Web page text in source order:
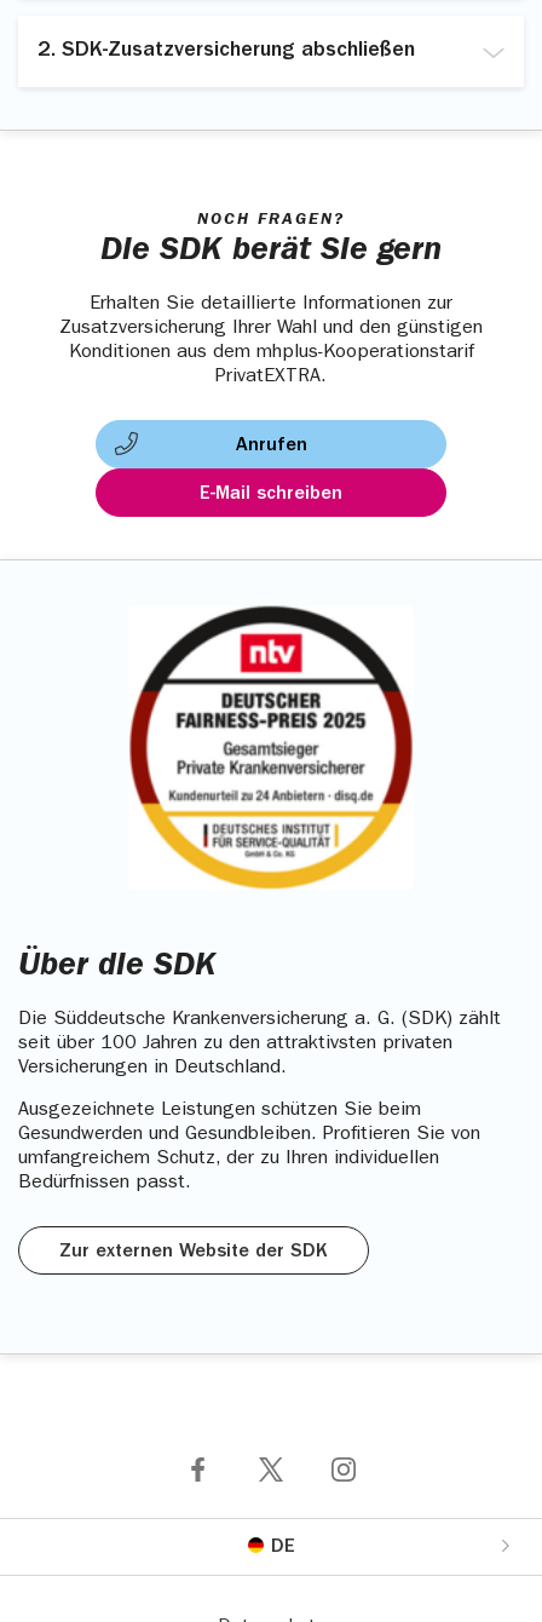
mhplus.
2. SDK-Zusatzversicherung abschließen
Kooperationspartner berät Sie gerne, falls noch
Fragen offen sind.
NOCH FRAGEN?
Die SDK berät Sie gern
Erhalten Sie detaillierte Informationen zur
Zusatzversicherung Ihrer Wahl und den günstigen
Konditionen aus dem mhplus-Kooperationstarif
PrivatEXTRA.
Anrufen
E-Mail schreiben
Über die SDK
Die Süddeutsche Krankenversicherung a. G. (SDK) zählt
seit über 100 Jahren zu den attraktivsten privaten
Versicherungen in Deutschland.
Ausgezeichnete Leistungen schützen Sie beim
Gesundwerden und Gesundbleiben. Profitieren Sie von
umfangreichem Schutz, der zu Ihren individuellen
Bedürfnissen passt.
Zur externen Website der SDK
DE